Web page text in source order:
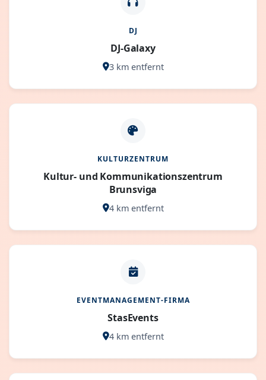
DJ
DJ-Galaxy
3 km entfernt
KULTURZENTRUM
Kultur- und Kommunikationszentrum
Brunsviga
4 km entfernt
EVENTMANAGEMENT-FIRMA
StasEvents
4 km entfernt